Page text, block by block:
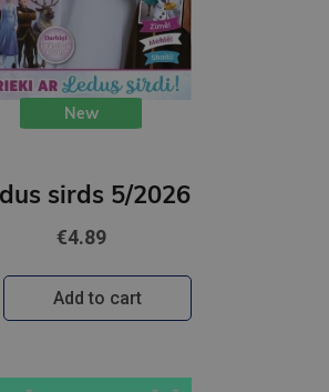
New
sirds 5/2026
€4.89
Add to cart